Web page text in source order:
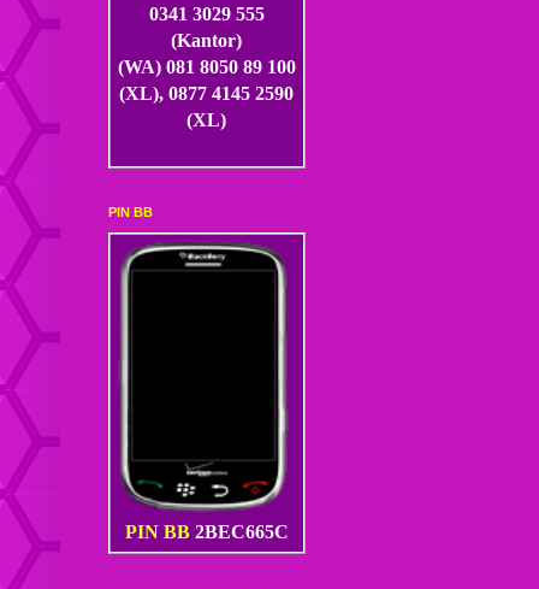
0341 3029 555
(Kantor)
(WA) 081 8050 89 100
(XL), 0877 4145 2590
(XL)
PIN BB
PIN BB 2BEC665C